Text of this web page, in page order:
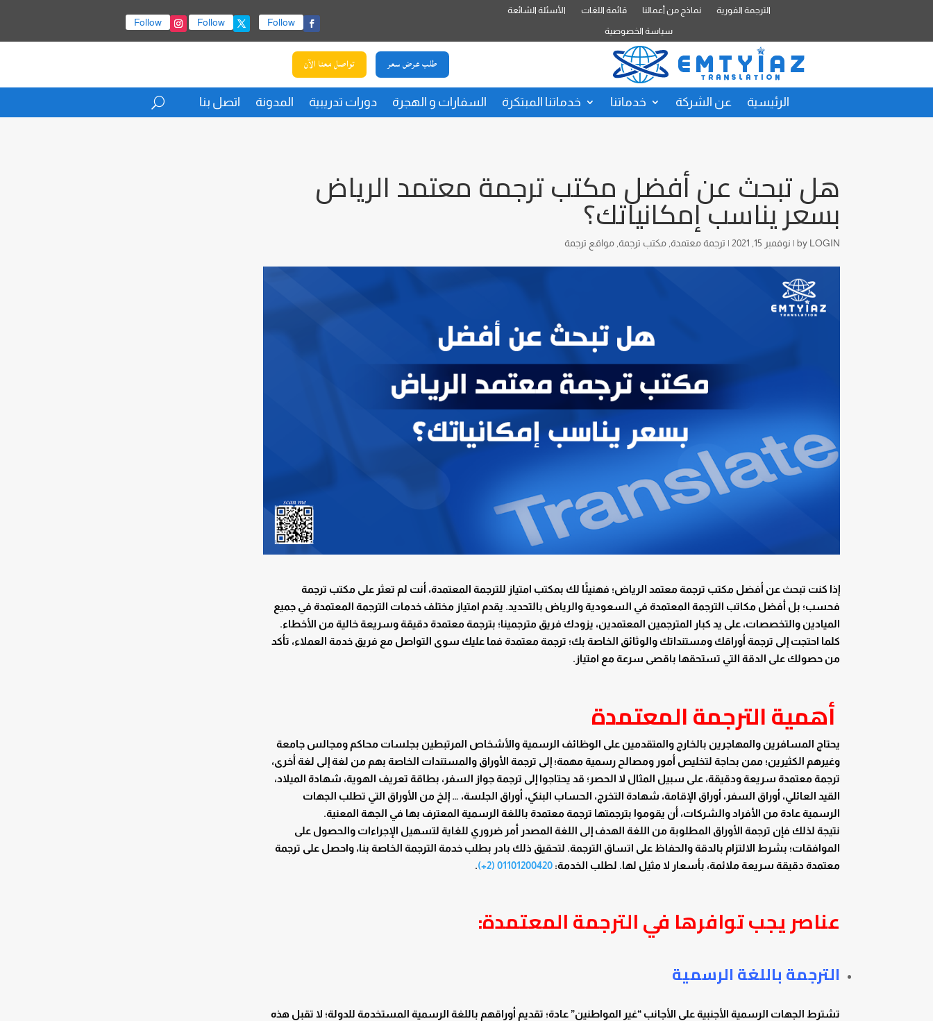
Follow
Follow
Follow
الترجمة الفورية نماذج من أعمالنا قائمة اللغات
الأسئلة الشائعة
سياسة الخصوصية
طلب عرض سعر تواصل معنا الآن
الرئيسية عن الشركة خدماتنا خدماتنا المبتكرة السفارات و الهجرة دورات تدريبية المدونة اتصل بنا
هل تبحث عن أفضل مكتب ترجمة معتمد الرياض
بسعر يناسب إمكانياتك؟
by LOGIN
| نوفمبر 15, 2021 | ترجمة معتمدة ,مكتب ترجمة ,مواقع ترجمة
إذا كنت تبحث عن أفضل مكتب ترجمة معتمد الرياض؛ فهنيئًا لك بمكتب امتياز للترجمة المعتمدة، أنت لم تعثر على مكتب ترجمة
فحسب؛ بل أفضل مكاتب الترجمة المعتمدة في السعودية والرياض بالتحديد. يقدم امتياز مختلف خدمات الترجمة المعتمدة في جميع
الميادين والتخصصات، على يد كبار المترجمين المعتمدين، يزودك فريق مترجمينا؛ بترجمة معتمدة دقيقة وسريعة خالية من الأخطاء.
كلما احتجت إلى ترجمة أوراقك ومستنداتك والوثائق الخاصة بك؛ ترجمة معتمدة فما عليك سوى التواصل مع فريق خدمة العملاء، تأكد
من حصولك على الدقة التي تستحقها باقصى سرعة مع امتياز.
أهمية الترجمة المعتمدة
يحتاج المسافرين والمهاجرين بالخارج والمتقدمين على الوظائف الرسمية والأشخاص المرتبطين بجلسات محاكم ومجالس جامعة
وغيرهم الكثيرين؛ ممن بحاجة لتخليص أمور ومصالح رسمية مهمة؛ إلى ترجمة الأوراق والمستندات الخاصة بهم من لغة إلى لغة أخرى،
ترجمة معتمدة سريعة ودقيقة، على سبيل المثال لا الحصر؛ قد يحتاجوا إلى ترجمة جواز السفر، بطاقة تعريف الهوية، شهادة الميلاد،
القيد العائلي، أوراق السفر، أوراق الإقامة، شهادة التخرج، الحساب البنكي، أوراق الجلسة، … إلخ من الأوراق التي تطلب الجهات
الرسمية عادة من الأفراد والشركات، أن يقوموا بترجمتها ترجمة معتمدة باللغة الرسمية المعترف بها في الجهة المعنية.
نتيجة لذلك فإن ترجمة الأوراق المطلوبة من اللغة الهدف إلى اللغة المصدر أمر ضروري للغاية لتسهيل الإجراءات والحصول على
الموافقات؛ بشرط الالتزام بالدقة والحفاظ على اتساق الترجمة. لتحقيق ذلك بادر بطلب خدمة الترجمة الخاصة بنا، واحصل على ترجمة
معتمدة دقيقة سريعة ملائمة، بأسعار لا مثيل لها. لطلب الخدمة:01101200420 (2+)
.
عناصر يجب توافرها في الترجمة المعتمدة:
الترجمة باللغة الرسمية
تشترط الجهات الرسمية الأجنبية على الأجانب “غير المواطنين” عادة؛ تقديم أوراقهم باللغة الرسمية المستخدمة للدولة؛ لا تقبل هذه